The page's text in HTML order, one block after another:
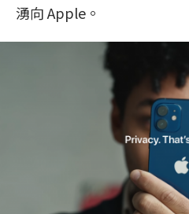
湧向 Apple。